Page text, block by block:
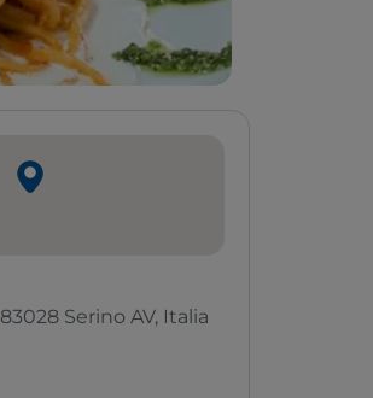
Serino AV, Italia